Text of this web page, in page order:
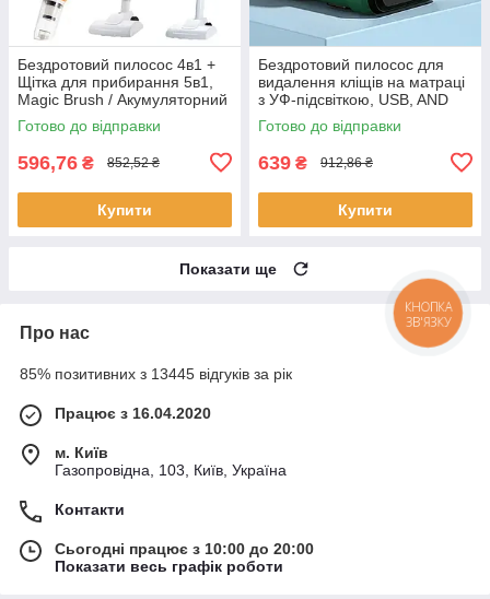
Бездротовий пилосос 4в1 +
Щітка для прибирання 5в1,
Magic Brush / Акумуляторний
ручний пилосос для дому
Готово до відправки
596,76 ₴ 852,52 ₴
Купити
Бездротовий пилосос для
видалення кліщів на матраці
з УФ-підсвіткою, USB, AND
XL-1051, Зелений /
Портативний пилосос
Готово до відправки
639 ₴ 912,86 ₴
Купити
Показати ще
Про нас
85% позитивних з 13445 відгуків за рік
Працює з 16.04.2020
м. Київ
Газопровідна, 103, Київ, Україна
Контакти
Сьогодні працює з 10:00 до 20:00
Показати весь графік роботи
КНОПКА
ЗВ'ЯЗКУ